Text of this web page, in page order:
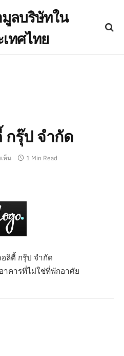
ลบริษัทใน
ทศไทย
รุ๊ป จำกัด
ห็น 1 Min Read
ลิตี้ กรุ๊ป จำกัด
าคารที่ไม่ใช่ที่พักอาศัย